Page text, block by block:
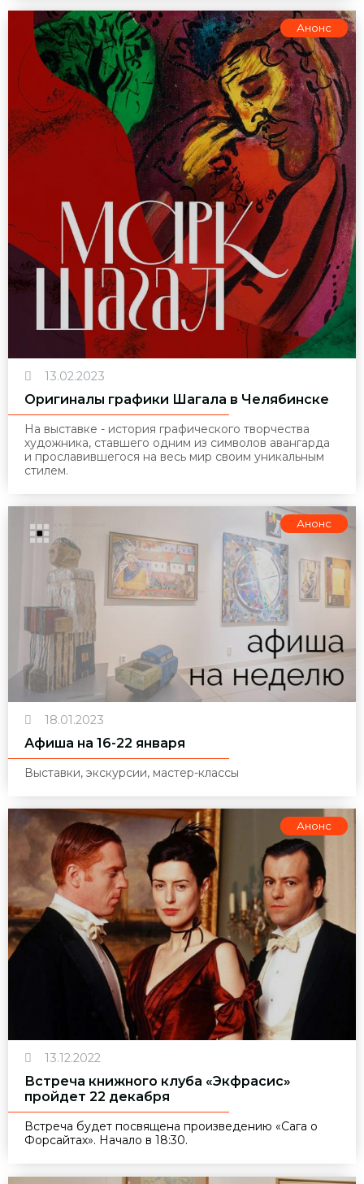
Анонс
13.02.2023
Оригиналы графики Шагала в Челябинске
На выставке - история графического творчества
художника, ставшего одним из символов авангарда
и прославившегося на весь мир своим уникальным
стилем.
Анонс
18.01.2023
Афиша на 16-22 января
Выставки, экскурсии, мастер-классы
Анонс
13.12.2022
Встреча книжного клуба «Экфрасис»
пройдет 22 декабря
Встреча будет посвящена произведению «Сага о
Форсайтах». Начало в 18:30.